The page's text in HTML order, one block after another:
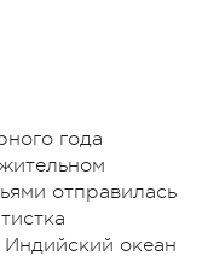
года
отправилась
океан